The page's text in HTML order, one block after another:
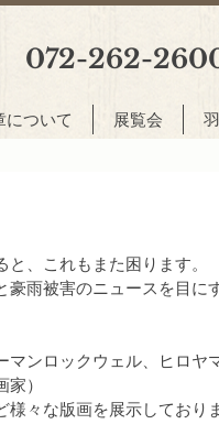
072-262-
について 展覧会
、これもまた困ります。
豪雨被害のニュースを目に
ンロックウェル、ヒロヤ
）
々な版画を展示しておりま